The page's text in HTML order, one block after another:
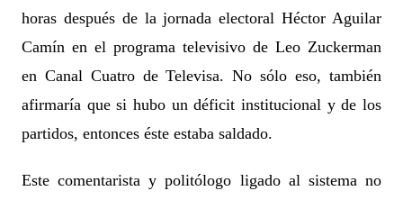
horas después de la jornada electoral Héctor Aguilar
Camín en el programa televisivo de Leo Zuckerman
en Canal Cuatro de Televisa. No sólo eso, también
afirmaría que si hubo un déficit institucional y de los
partidos, entonces éste estaba saldado.
Este comentarista y politólogo ligado al sistema no